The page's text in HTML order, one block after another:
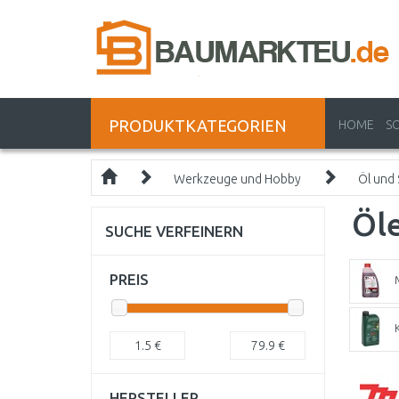
PRODUKTKATEGORIEN HOME
Werkzeuge und Hobby Öl und
SUCHE VERFEINERN
PREIS
1.5 € 79.9 €